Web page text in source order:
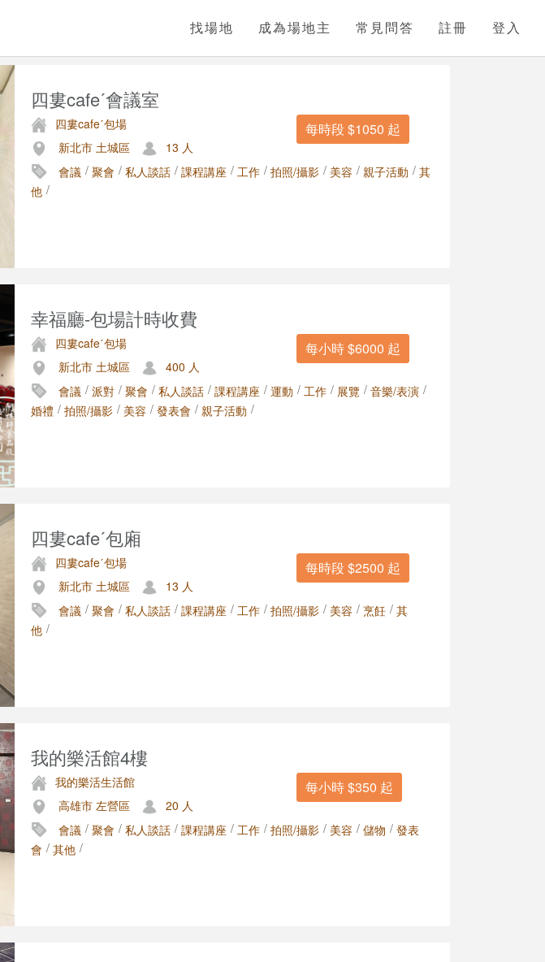
找場地 成為場地主 常見問答 註冊 登入
四婁cafeˊ會議室
每時段 $1050 起
四婁cafeˊ包場
新北市 土城區
13 人
會議 / 聚會 / 私人談話 / 課程講座 / 工作 / 拍照/攝影 / 美容 / 親子活動 / 其
他 /
幸福廳-包場計時收費
每小時 $6000 起
四婁cafeˊ包場
新北市 土城區
400 人
會議 / 派對 / 聚會 / 私人談話 / 課程講座 / 運動 / 工作 / 展覽 / 音樂/表演 /
婚禮 / 拍照/攝影 / 美容 / 發表會 / 親子活動 /
四婁cafeˊ包廂
每時段 $2500 起
四婁cafeˊ包場
新北市 土城區
13 人
會議 / 聚會 / 私人談話 / 課程講座 / 工作 / 拍照/攝影 / 美容 / 烹飪 / 其
他 /
我的樂活館4樓
每小時 $350 起
我的樂活生活館
高雄市 左營區
20 人
會議 / 聚會 / 私人談話 / 課程講座 / 工作 / 拍照/攝影 / 美容 / 儲物 / 發表
會 / 其他 /